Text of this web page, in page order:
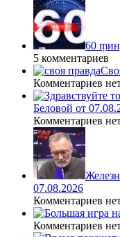
60
5 комментариев
Комментариев
Беловой от
Комментариев
07.08.2026
Комментариев
Комментариев